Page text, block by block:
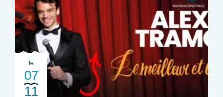
le
07
11